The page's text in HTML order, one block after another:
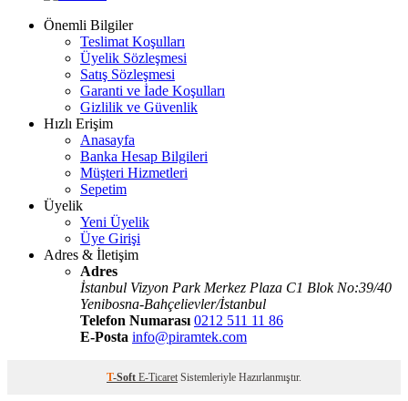
Önemli Bilgiler
Teslimat Koşulları
Üyelik Sözleşmesi
Satış Sözleşmesi
Garanti ve İade Koşulları
Gizlilik ve Güvenlik
Hızlı Erişim
Anasayfa
Banka Hesap Bilgileri
Müşteri Hizmetleri
Sepetim
Üyelik
Yeni Üyelik
Üye Girişi
Adres & İletişim
Adres
İstanbul Vizyon Park Merkez Plaza C1 Blok No:39/40
Yenibosna-Bahçelievler/İstanbul
Telefon Numarası 0212 511 11 86
E-Posta info@piramtek.com
T-Soft E-Ticaret Sistemleriyle Hazırlanmıştır.